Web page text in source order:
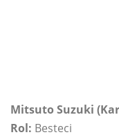
Mitsuto Suzuki
Rol: Besteci